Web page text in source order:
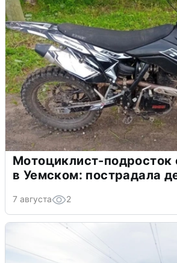
Мотоциклист-подросток
в Уемском: пострадала
7 августа 2